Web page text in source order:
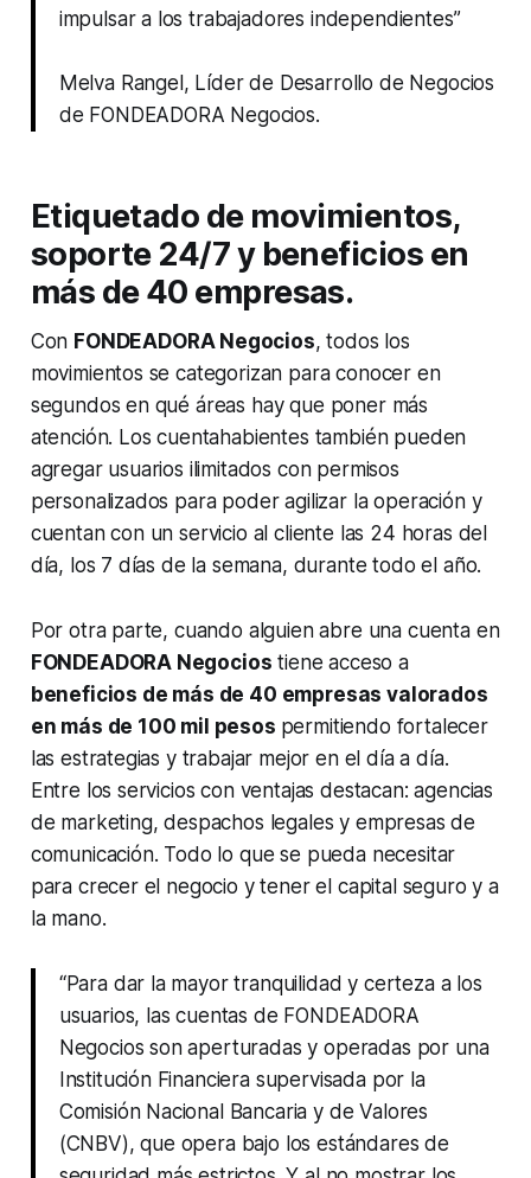
impulsar a los trabajadores independientes”
Melva Rangel, Líder de Desarrollo de Negocios
de FONDEADORA Negocios.
Etiquetado de movimientos,
soporte 24/7 y beneficios en
más de 40 empresas.
Con FONDEADORA Negocios, todos los
movimientos se categorizan para conocer en
segundos en qué áreas hay que poner más
atención. Los cuentahabientes también pueden
agregar usuarios ilimitados con permisos
personalizados para poder agilizar la operación y
cuentan con un servicio al cliente las 24 horas del
día, los 7 días de la semana, durante todo el año.
Por otra parte, cuando alguien abre una cuenta en
FONDEADORA Negocios tiene acceso a
beneficios de más de 40 empresas valorados
en más de 100 mil pesos permitiendo fortalecer
las estrategias y trabajar mejor en el día a día.
Entre los servicios con ventajas destacan: agencias
de marketing, despachos legales y empresas de
comunicación. Todo lo que se pueda necesitar
para crecer el negocio y tener el capital seguro y a
la mano.
“Para dar la mayor tranquilidad y certeza a los
usuarios, las cuentas de FONDEADORA
Negocios son aperturadas y operadas por una
Institución Financiera supervisada por la
Comisión Nacional Bancaria y de Valores
(CNBV), que opera bajo los estándares de